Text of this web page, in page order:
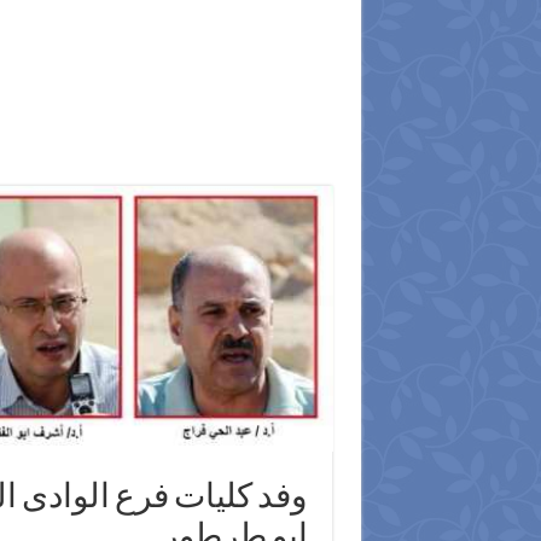
وفد كليات فرع الوادى